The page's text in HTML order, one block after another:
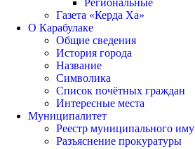
Газета «Керда Ха»
О Карабулаке
Общие сведения
История города
Название
Символика
Список почётных граждан
Интересные места
Муниципалитет
Реестр муниципального
Разъяснение прокуратуры